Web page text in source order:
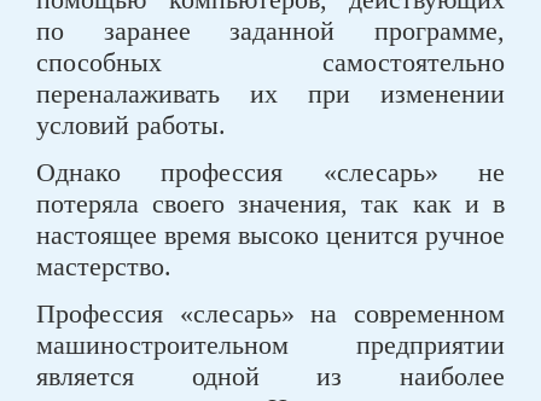
по заранее заданной программе,
способных самостоятельно
переналаживать их при изменении
условий работы.
Однако профессия «слесарь» не
потеряла своего значения, так как и в
настоящее время высоко ценится ручное
мастерство.
Профессия «слесарь» на современном
машиностроительном предприятии
является одной из наиболее